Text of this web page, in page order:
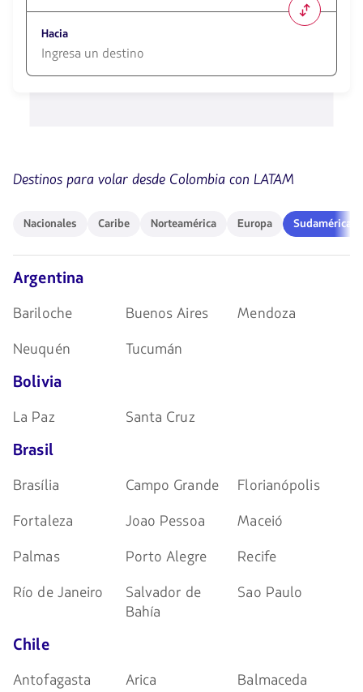
opciones
disponibles.
Usa
las
Hacia
flechas
navegar
Destinos para volar desde Colombia con LATAM
Nacionales
Nacionales Caribe
Caribe Norteamérica
Norteamérica Europa
Europa Sudamérica
Sudamérica
Argentina
Bariloche Buenos Aires
Mendoza
Neuquén
Tucumán
Bolivia
La Paz Santa Cruz
Brasil
Brasília Campo Grande
Florianópolis
Fortaleza
Joao Pessoa
Maceió
Palmas
Porto Alegre
Recife
Río de Janeiro
Salvador de
Bahía
Sao Paulo
Chile
Antofagasta Arica
Balmaceda